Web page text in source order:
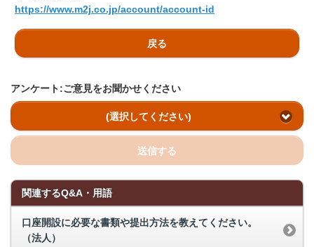
https://www.m2j.co.jp/account/account-id
戻る
アンケート:ご意見をお聞かせください
(選択してください)
送信する
関連するQ&A・用語
口座開設に必要な書類や提出方法を教えてください。
（法人）